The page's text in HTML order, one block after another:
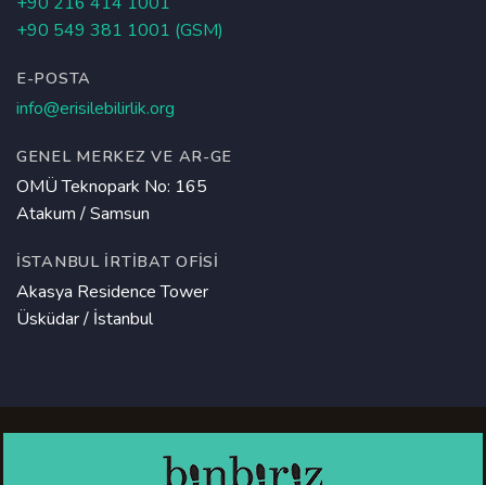
+90 549 381 1001 (GSM)
E-POSTA
info@erisilebilirlik.org
GENEL MERKEZ VE AR-GE
OMÜ Teknopark No: 165
Atakum / Samsun
İSTANBUL İRTIBAT OFISI
Akasya Residence Tower
Üsküdar / İstanbul